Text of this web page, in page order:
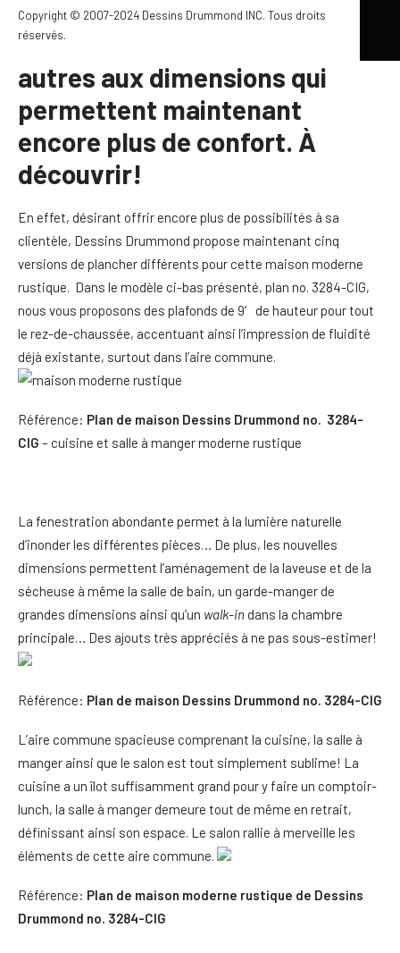
Copyright © 2007-2024 Dessins Drummond INC. Tous droits
réservés.
Drummond (La Seine 2) a
beaucoup à offrir, grâce entre
autres aux dimensions qui
permettent maintenant
encore plus de confort. À
découvrir!
En effet, désirant offrir encore plus de possibilités à sa
clientèle, Dessins Drummond propose maintenant cinq
versions de plancher différents pour cette maison moderne
rustique. Dans le modèle ci-bas présenté, plan no. 3284-CIG,
nous vous proposons des plafonds de 9′ de hauteur pour tout
le rez-de-chaussée, accentuant ainsi l’impression de fluidité
déjà existante, surtout dans l’aire commune.
Référence: Plan de maison Dessins Drummond no. 3284-
CIG – cuisine et salle à manger moderne rustique
La fenestration abondante permet à la lumière naturelle
d’inonder les différentes pièces… De plus, les nouvelles
dimensions permettent l’aménagement de la laveuse et de la
sécheuse à même la salle de bain, un garde-manger de
grandes dimensions ainsi qu’un walk-in dans la chambre
principale… Des ajouts très appréciés à ne pas sous-estimer!
Référence: Plan de maison Dessins Drummond no. 3284-CIG
L’aire commune spacieuse comprenant la cuisine, la salle à
manger ainsi que le salon est tout simplement sublime! La
cuisine a un îlot suffisamment grand pour y faire un comptoir-
lunch, la salle à manger demeure tout de même en retrait,
définissant ainsi son espace. Le salon rallie à merveille les
éléments de cette aire commune.
Référence: Plan de maison moderne rustique de Dessins
Drummond no. 3284-CIG